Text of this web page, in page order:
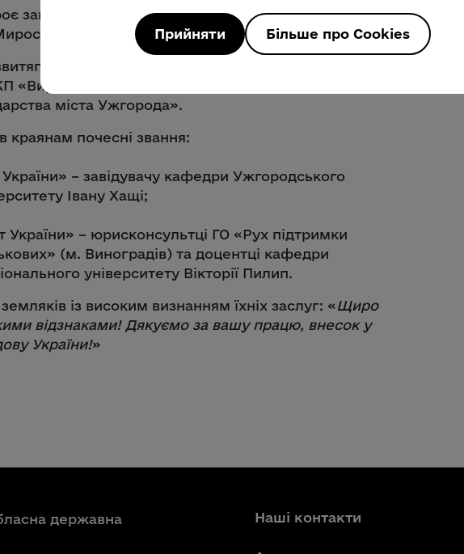
закарпатців, повідомив на своїй сторінці у
Білецький.
нагороджено Василя Славича,
«Виробниче управління водопровідно-
міста Ужгорода».
краянам почесні звання:
– завідувачу кафедри Ужгородського
Івану Хащі;
– юрисконсультці ГО «Рух підтримки
(м. Виноградів) та доцентці кафедри
університету Вікторії Пилип.
із високим визнанням їхніх заслуг: « Щиро
відзнаками! Дякуємо за вашу працю, внесок у
України!»
державна
Наші контакти
Прийняти Більше про Cookies